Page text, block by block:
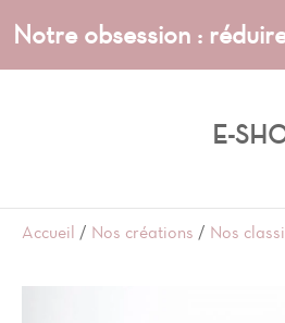
Notre obsession :
E-
Accueil / Nos créations / Nos